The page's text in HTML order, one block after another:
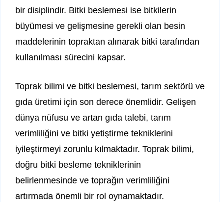
bir disiplindir. Bitki beslemesi ise bitkilerin
büyümesi ve gelişmesine gerekli olan besin
maddelerinin topraktan alınarak bitki tarafından
kullanılması sürecini kapsar.
Toprak bilimi ve bitki beslemesi, tarım sektörü ve
gıda üretimi için son derece önemlidir. Gelişen
dünya nüfusu ve artan gıda talebi, tarım
verimliliğini ve bitki yetiştirme tekniklerini
iyileştirmeyi zorunlu kılmaktadır. Toprak bilimi,
doğru bitki besleme tekniklerinin
belirlenmesinde ve toprağın verimliliğini
artırmada önemli bir rol oynamaktadır.